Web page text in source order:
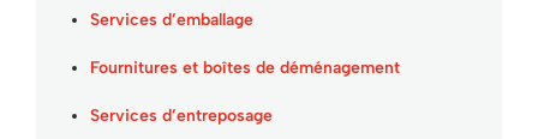
Services d’emballage
Fournitures et boîtes de déménagement
Services d’entreposage